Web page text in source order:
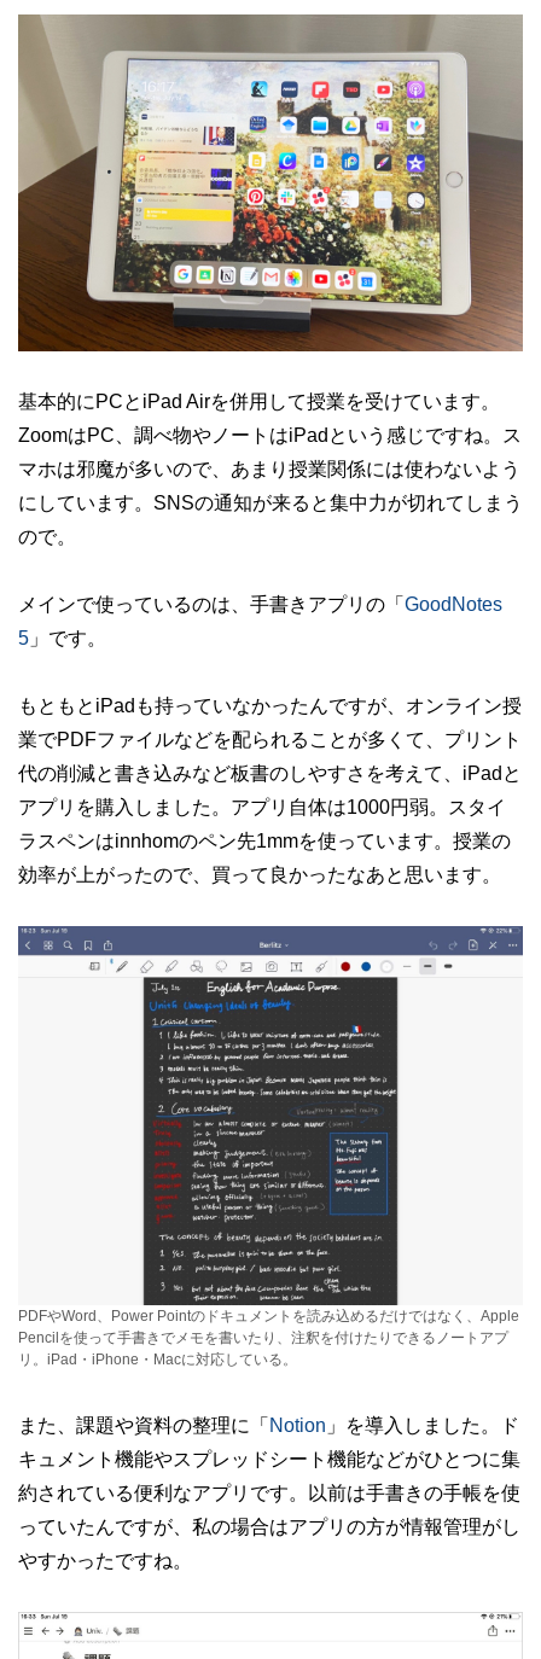
基本的にPCとiPad Airを併用して授業を受けています。
ZoomはPC、調べ物やノートはiPadという感じですね。ス
マホは邪魔が多いので、あまり授業関係には使わないよう
にしています。SNSの通知が来ると集中力が切れてしまう
ので。
メインで使っているのは、手書きアプリの「 GoodNotes
5 」です。
もともとiPadも持っていなかったんですが、オンライン授
業でPDFファイルなどを配られることが多くて、プリント
代の削減と書き込みなど板書のしやすさを考えて、iPadと
アプリを購入しました。アプリ自体は1000円弱。スタイ
ラスペンはinnhomのペン先1mmを使っています。授業の
効率が上がったので、買って良かったなあと思います。
PDFやWord、Power Pointのドキュメントを読み込めるだけではなく、Apple
Pencilを使って手書きでメモを書いたり、注釈を付けたりできるノートアプ
リ。iPad・iPhone・Macに対応している。
また、課題や資料の整理に「 Notion 」を導入しました。ド
キュメント機能やスプレッドシート機能などがひとつに集
約されている便利なアプリです。以前は手書きの手帳を使
っていたんですが、私の場合はアプリの方が情報管理がし
やすかったですね。